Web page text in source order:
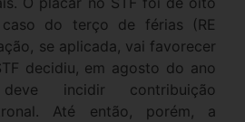
do terço de férias (RE
se aplicada, vai favorecer
decidiu, em agosto do ano
incidir contribuição
Até então, porém, a